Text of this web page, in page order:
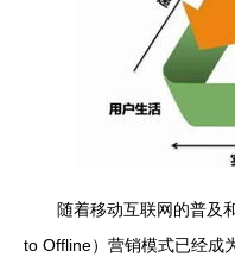
随着移动互联网的普及
to Offline）营销模式已经成